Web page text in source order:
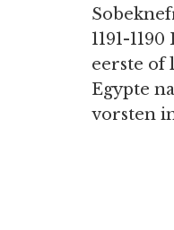
1191-
eerste of
Egypte na
vorsten